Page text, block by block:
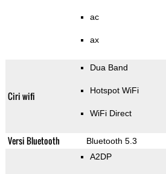
ac
ax
Ciri wifi
Dua Band
Hotspot WiFi
WiFi Direct
Versi Bluetooth Bluetooth 5.3
A2DP